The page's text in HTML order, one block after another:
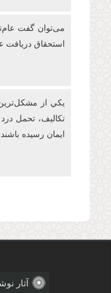
می‌توان گفت
استحقاق دريافت
يکي از
تکاليف، تحمل
ايمان رسيده
آثار